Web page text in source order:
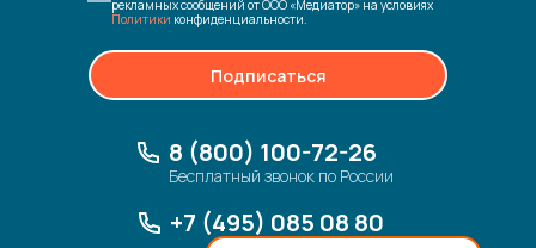
рекламных сообщений от ООО «Медиатор» на условиях
Политики конфиденциальности.
Подписаться
8 (800) 100-72-26
Бесплатный звонок по России
+7 (495) 085 08 80